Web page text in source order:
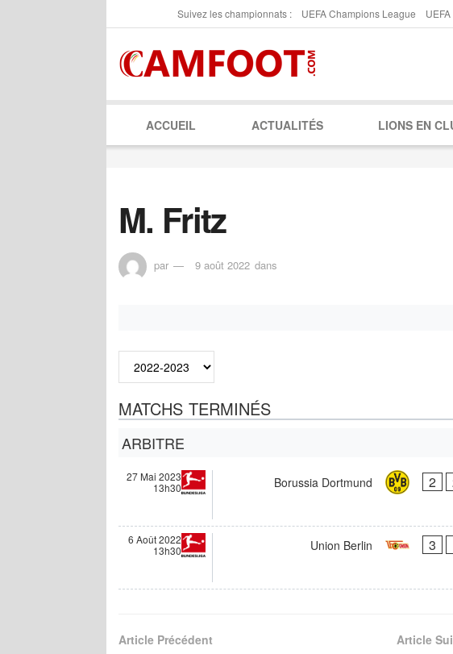
Suivez les championnats : UEFA Champions League
ACCUEIL ACTUALITÉS LIONS EN
M. Fritz
par 9 août 2022 dans
MATCHS TERMINÉS
ARBITRE
27 Mai 2023
13h30
Borussia Dortmund 2
6 Août 2022
13h30
Union Berlin 3
Article Précédent Article